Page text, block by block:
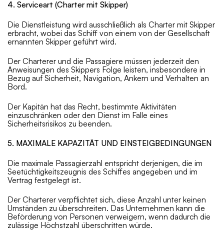
4. Serviceart (Charter mit Skipper)
Die Dienstleistung wird ausschließlich als Charter mit Skipper
erbracht, wobei das Schiff von einem von der Gesellschaft
ernannten Skipper geführt wird.
Der Charterer und die Passagiere müssen jederzeit den
Anweisungen des Skippers Folge leisten, insbesondere in
Bezug auf Sicherheit, Navigation, Ankern und Verhalten an
Bord.
Der Kapitän hat das Recht, bestimmte Aktivitäten
einzuschränken oder den Dienst im Falle eines
Sicherheitsrisikos zu beenden.
5. MAXIMALE KAPAZITÄT UND EINSTEIGBEDINGUNGEN
Die maximale Passagierzahl entspricht derjenigen, die im
Seetüchtigkeitszeugnis des Schiffes angegeben und im
Vertrag festgelegt ist.
Der Charterer verpflichtet sich, diese Anzahl unter keinen
Umständen zu überschreiten. Das Unternehmen kann die
Beförderung von Personen verweigern, wenn dadurch die
zulässige Höchstzahl überschritten würde.